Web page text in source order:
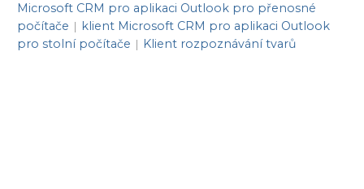
Microsoft CRM pro aplikaci Outlook pro přenosné
počítače | klient Microsoft CRM pro aplikaci Outlook
pro stolní počítače | Klient rozpoznávání tvarů